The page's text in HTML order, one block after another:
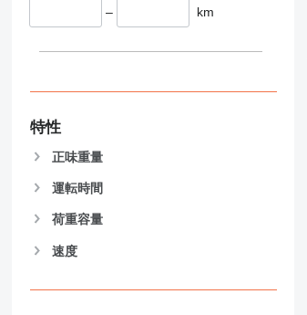
430
434
444
826
– km
特性
正味重量
運転時間
荷重容量
速度